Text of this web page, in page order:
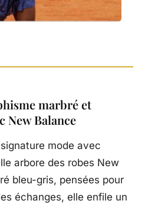
marbré et
New Balance
mode avec
arbore des robes New
bleu-gris, pensées pour
échanges, elle enfile un